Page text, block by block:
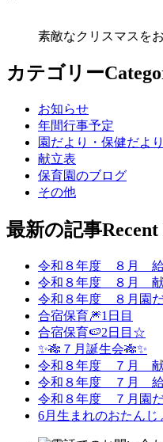
素敵なクリスマスを
カテゴリー
お知らせ
年間行事予定
園だより・保健だよ
献立表
保育園のブログ
その他
最新の記事
令和８年度 ８月 給
令和８年度 ８月
令和８年度 ８月園だ
合宿保育🎆1日目
合宿保育🍉2日目☆
✨🎋７月誕生会🎋✨
令和８年度 ７月
令和８年度 ７月 給
令和８年度 ７月園だ
6月生まれのおたん